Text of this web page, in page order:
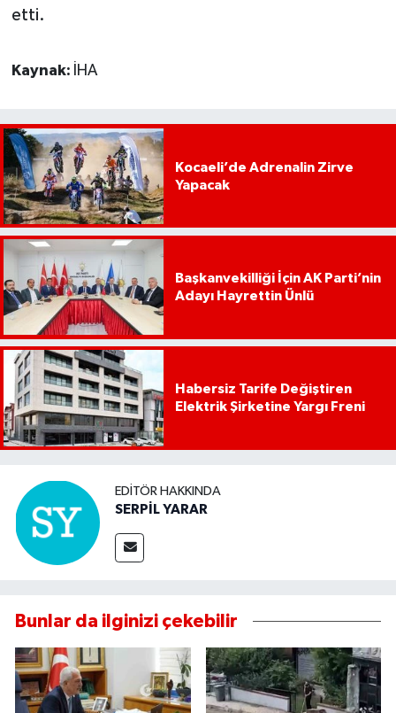
etti.
Kaynak: İHA
Kocaeli’de Adrenalin Zirve
Yapacak
Başkanvekilliği İçin AK Parti’nin
Adayı Hayrettin Ünlü
Habersiz Tarife Değiştiren
Elektrik Şirketine Yargı Freni
EDITÖR HAKKINDA
SERPİL YARAR
Bunlar da ilginizi çekebilir